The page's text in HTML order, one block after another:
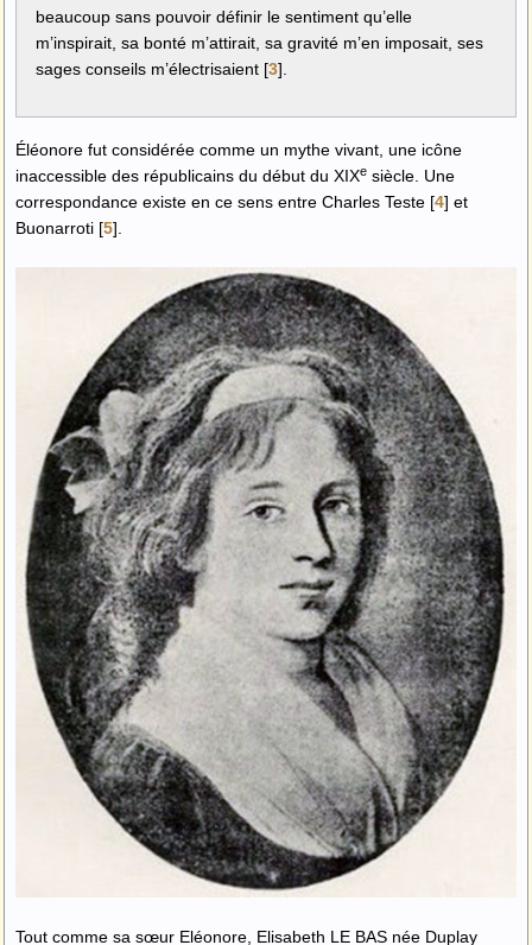
beaucoup sans pouvoir définir le sentiment qu’elle
m’inspirait, sa bonté m’attirait, sa gravité m’en imposait, ses
sages conseils m’électrisaient[3]
Éléonore fut considérée comme un mythe vivant, une icône
inaccessible des républicains du début du XIXesiècle. Une
correspondance existe en ce sens entre Charles Teste[4] et
Buonarroti[5].
Tout comme sa sœur Eléonore, Elisabeth LE BAS née Duplay